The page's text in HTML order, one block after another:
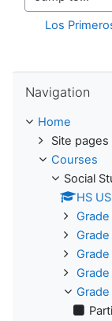
Jump to...
Los
Navigation
Home
Site pages
Courses
Social
HS